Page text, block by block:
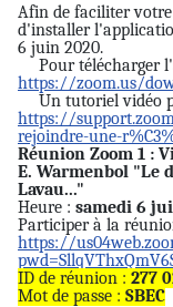
Afin de faciliter
d'installer
6 juin 2020.
Pour télécharger
https://zoom.us/
Un tutoriel vidéo
https://
rejoindre-une-
Réunion Zoom 1 :
E. Warmenbol "Le
Lavau..."
Heure : samedi 6
Participer à la
https://
ID de réunion : 277
Mot de passe : SBEC